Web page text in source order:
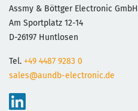
Assmy & Böttger Electronic GmbH
Am Sportplatz 12-14
D-26197 Huntlosen
Tel. +49 4487 9283 0
sales@aundb-electronic.de